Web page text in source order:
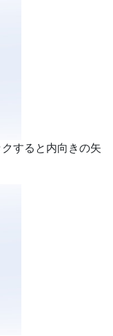
すると内向きの矢